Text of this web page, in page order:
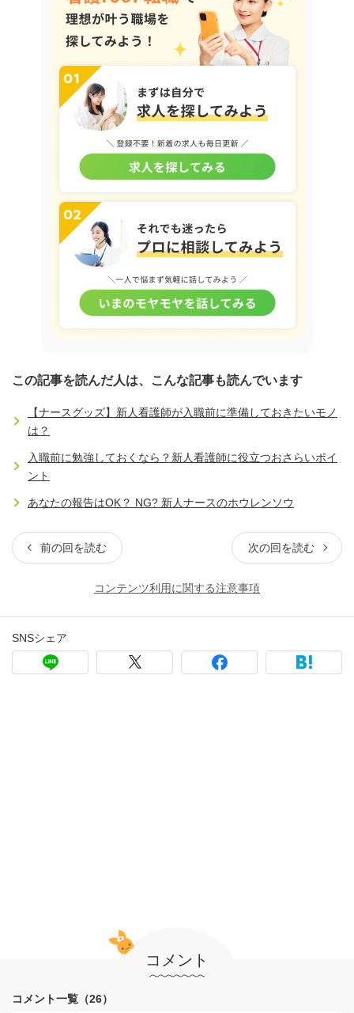
この記事を読んだ人は、こんな記事も読んでいます
【ナースグッズ】新人看護師が入職前に準備しておきたいモノ
は？
入職前に勉強しておくなら？新人看護師に役立つおさらいポイ
ント
あなたの報告はOK？ NG? 新人ナースのホウレンソウ
前の回を読む 次の回を読む
コンテンツ利用に関する注意事項
SNSシェア
コメント
コメント一覧（26）